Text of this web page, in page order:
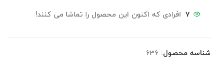
7 افرادی که اکنون این محصول را تماشا می کنند!
شناسه محصول: 636